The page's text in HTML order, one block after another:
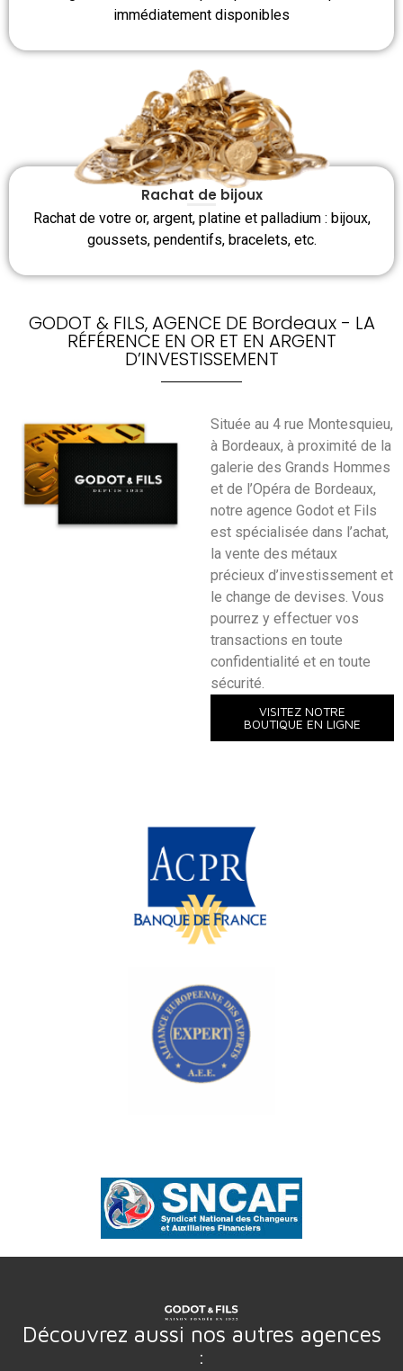
immédiatement disponibles
Rachat de bijoux
Rachat de votre or, argent, platine et palladium : bijoux,
goussets, pendentifs, bracelets, etc.
GODOT & FILS, AGENCE DE Bordeaux - LA
RÉFÉRENCE EN OR ET EN ARGENT
D’INVESTISSEMENT
Située au 4 rue Montesquieu,
à Bordeaux, à proximité de la
galerie des Grands Hommes
et de l’Opéra de Bordeaux,
notre agence Godot et Fils
est spécialisée dans l’achat,
la vente des métaux
précieux d’investissement et
le change de devises. Vous
pourrez y effectuer vos
transactions en toute
confidentialité et en toute
sécurité.
VISITEZ NOTRE
BOUTIQUE EN LIGNE
Découvrez aussi nos autres agences
: